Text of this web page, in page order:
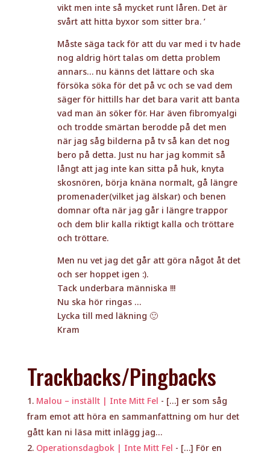
vikt men inte så mycket runt låren. Det är
svårt att hitta byxor som sitter bra. ’
Måste säga tack för att du var med i tv hade
nog aldrig hört talas om detta problem
annars… nu känns det lättare och ska
försöka söka för det på vc och se vad dem
säger för hittills har det bara varit att banta
vad man än söker för. Har även fibromyalgi
och trodde smärtan berodde på det men
när jag såg bilderna på tv så kan det nog
bero på detta. Just nu har jag kommit så
långt att jag inte kan sitta på huk, knyta
skosnören, börja knäna normalt, gå längre
promenader(vilket jag älskar) och benen
domnar ofta när jag går i längre trappor
och dem blir kalla riktigt kalla och tröttare
och tröttare.
Men nu vet jag det går att göra något åt det
och ser hoppet igen :).
Tack underbara människa !!!
Nu ska hör ringas …
Lycka till med läkning 🙂
Kram
Trackbacks/Pingbacks
Malou – inställt | Inte Mitt Fel - […] er som såg
fram emot att höra en sammanfattning om hur det
gått kan ni läsa mitt inlägg jag…
Operationsdagbok | Inte Mitt Fel - […] För en